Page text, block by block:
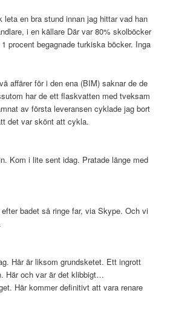
en bra stund innan jag hittar vad han
i en källare Där var 80% skolböcker
procent begagnade turkiska böcker. Inga
affärer för i den ena (BIM) saknar de de
har de ett flaskvatten med tveksam
av första leveransen cyklade jag bort
det var skönt att cykla.
Kom i lite sent idag. Pratade länge med
badet så ringe far, via Skype. Och vi
Här är liksom grundsketet. Ett ingrott
Här och var är det klibbigt…
Här kommer definitivt att vara renare